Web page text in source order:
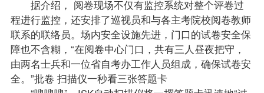
据介绍， 阅卷现场不仅有监控系统对整个评卷过
程进行监控，还安排了巡视员和与各主考院校阅卷教师
联系的联络员。场内安全设施先进，门口的试卷安全保
障也不含糊，“在阅卷中心门口，共有三人昼夜把守，
由两名士兵和一位省自考办工作人员组成，确保试卷安
全。”批卷 扫描仪一秒看三张答题卡